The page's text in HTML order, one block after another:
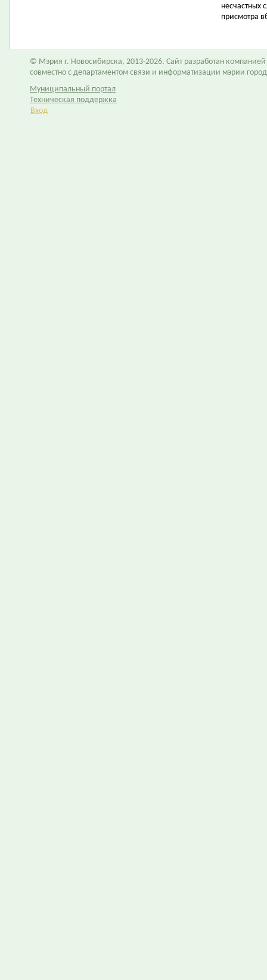
несчастных
присмотра
© Мэрия г. Новосибирска, 2013-2026. Сайт разработан компанией
совместно с департаментом связи и информатизации мэрии
Муниципальный портал
Техническая поддержка
Вход